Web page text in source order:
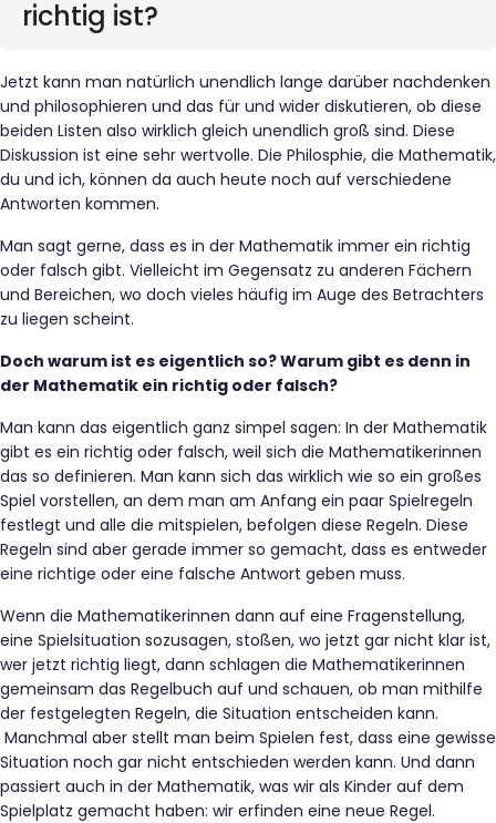
richtig ist?
Jetzt kann man natürlich unendlich lange darüber nachdenken
und philosophieren und das für und wider diskutieren, ob diese
beiden Listen also wirklich gleich unendlich groß sind. Diese
Diskussion ist eine sehr wertvolle. Die Philosphie, die Mathematik,
du und ich, können da auch heute noch auf verschiedene
Antworten kommen.
Man sagt gerne, dass es in der Mathematik immer ein richtig
oder falsch gibt. Vielleicht im Gegensatz zu anderen Fächern
und Bereichen, wo doch vieles häufig im Auge des Betrachters
zu liegen scheint.
Doch warum ist es eigentlich so? Warum gibt es denn in
der Mathematik ein richtig oder falsch?
Man kann das eigentlich ganz simpel sagen: In der Mathematik
gibt es ein richtig oder falsch, weil sich die Mathematikerinnen
das so definieren. Man kann sich das wirklich wie so ein großes
Spiel vorstellen, an dem man am Anfang ein paar Spielregeln
festlegt und alle die mitspielen, befolgen diese Regeln. Diese
Regeln sind aber gerade immer so gemacht, dass es entweder
eine richtige oder eine falsche Antwort geben muss.
Wenn die Mathematikerinnen dann auf eine Fragenstellung,
eine Spielsituation sozusagen, stoßen, wo jetzt gar nicht klar ist,
wer jetzt richtig liegt, dann schlagen die Mathematikerinnen
gemeinsam das Regelbuch auf und schauen, ob man mithilfe
der festgelegten Regeln, die Situation entscheiden kann.
Manchmal aber stellt man beim Spielen fest, dass eine gewisse
Situation noch gar nicht entschieden werden kann. Und dann
passiert auch in der Mathematik, was wir als Kinder auf dem
Spielplatz gemacht haben: wir erfinden eine neue Regel.